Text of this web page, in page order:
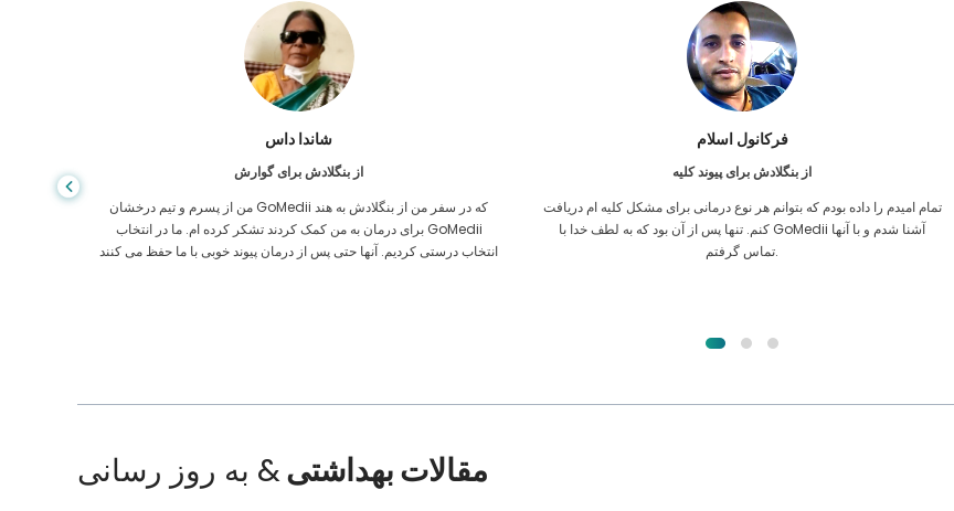
شاندا داس
از بنگلادش برای گوارش
من از پسرم و تیم درخشان GoMedii که در سفر من از بنگلادش به هند
برای درمان به من کمک کردند تشکر کرده ام. ما در انتخاب GoMedii
انتخاب درستی کردیم. آنها حتی پس از درمان پیوند خوبی با ما حفظ می کنند
فرکانول اسلام
از بنگلادش برای پیوند کلیه
تمام امیدم را داده بودم که بتوانم هر نوع درمانی برای مشکل کلیه ام دریافت
کنم. تنها پس از آن بود که به لطف خدا با GoMedii آشنا شدم و با آنها
تماس گرفتم.
مقالات بهداشتی& به روز رسانی